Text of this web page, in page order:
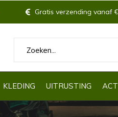
KLEDING UITRUSTING
Gratis verzending vanaf